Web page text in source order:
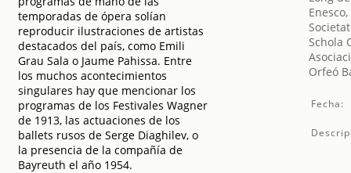
temporadas de ópera solían
reproducir ilustraciones de artistas
destacados del país, como Emili
Grau Sala o Jaume Pahissa. Entre
los muchos acontecimientos
singulares hay que mencionar los
programas de los Festivales Wagner
de 1913, las actuaciones de los
ballets rusos de Serge Diaghilev, o
la presencia de la compañía de
Bayreuth el año 1954.
Schola
Orfeó
Fecha: